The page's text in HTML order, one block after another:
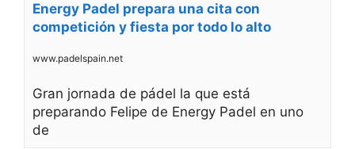
Energy Padel prepara una cita con
competición y fiesta por todo lo alto
www.padelspain.net
Gran jornada de pádel la que está
preparando Felipe de Energy Padel en uno
de